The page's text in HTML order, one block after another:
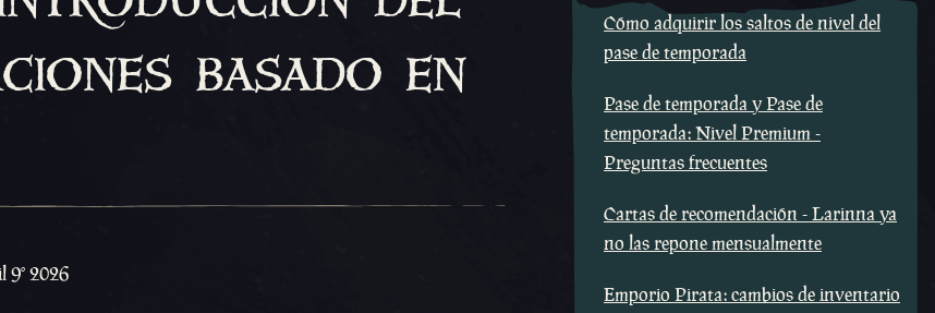
basado en
9º 2026
Cómo adquirir los saltos de nivel del
pase de temporada
Pase de temporada y Pase de
temporada: Nivel Premium -
Preguntas frecuentes
Cartas de recomendación - Larinna ya
no las repone mensualmente
Emporio Pirata: cambios de inventario